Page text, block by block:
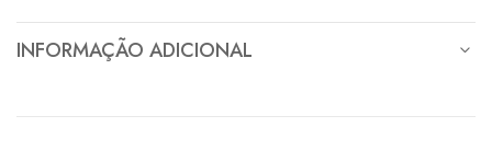
INFORMAÇÃO ADICIONAL